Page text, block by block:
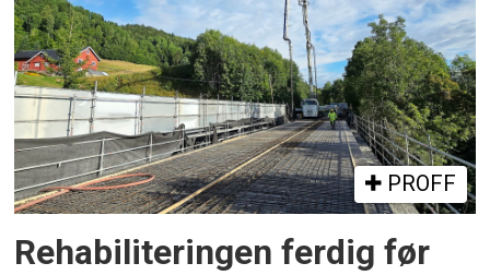
PROFF
Rehabiliteringen ferdig før